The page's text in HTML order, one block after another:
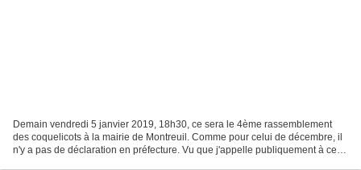
Demain vendredi 5 janvier 2019, 18h30, ce sera le 4ème rassemblement
des coquelicots à la mairie de Montreuil. Comme pour celui de décembre, il
n'y a pas de déclaration en préfecture. Vu que j'appelle publiquement à ce